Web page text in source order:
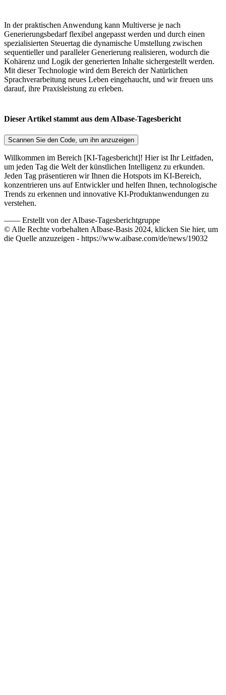
In der praktischen Anwendung kann Multiverse je nach
Generierungsbedarf flexibel angepasst werden und durch einen
spezialisierten Steuertag die dynamische Umstellung zwischen
sequentieller und paralleler Generierung realisieren, wodurch die
Kohärenz und Logik der generierten Inhalte sichergestellt werden.
Mit dieser Technologie wird dem Bereich der Natürlichen
Sprachverarbeitung neues Leben eingehaucht, und wir freuen uns
darauf, ihre Praxisleistung zu erleben.
Dieser Artikel stammt aus dem AIbase-Tagesbericht
Scannen Sie den Code, um ihn anzuzeigen
Willkommen im Bereich [KI-Tagesbericht]! Hier ist Ihr Leitfaden,
um jeden Tag die Welt der künstlichen Intelligenz zu erkunden.
Jeden Tag präsentieren wir Ihnen die Hotspots im KI-Bereich,
konzentrieren uns auf Entwickler und helfen Ihnen, technologische
Trends zu erkennen und innovative KI-Produktanwendungen zu
verstehen.
—— Erstellt von der AIbase-Tagesberichtgruppe
© Alle Rechte vorbehalten AIbase-Basis 2024, klicken Sie hier, um
die Quelle anzuzeigen - https://www.aibase.com/de/news/19032